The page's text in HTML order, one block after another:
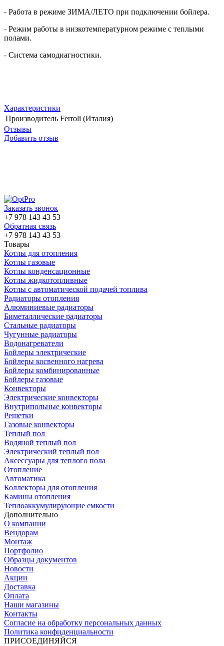
- Работа в режиме ЗИМА/ЛЕТО при подключении бойлера.
- Режим работы в низкотемпературном режиме с теплыми
полами.
- Система самодиагностики.
Характеристики
Производитель Ferroli (Италия)
Отзывы
Добавить отзыв
Заказать звонок
+7 978 143 43 53
Обратная связь
+7 978 143 43 53
Товары
Котлы для отопления
Котлы газовые
Котлы конденсационные
Котлы жидкотопливные
Котлы с автоматической подачей топлива
Радиаторы отопления
Алюминиевые радиаторы
Биметаллические радиаторы
Стальные радиаторы
Чугунные радиаторы
Водонагреватели
Бойлеры электрические
Бойлеры косвенного нагрева
Бойлеры комбинированные
Бойлеры газовые
Конвекторы
Электрические конвекторы
Внутрипольные конвекторы
Решетки
Газовые конвекторы
Теплый пол
Водяной теплый пол
Электрический теплый пол
Аксессуары для теплого пола
Отопление
Автоматика
Коллекторы для отопления
Камины отопления
Теплоаккумулирующие емкости
Дополнительно
О компании
Вендорам
Монтаж
Портфолио
Образцы документов
Новости
Акции
Доставка
Оплата
Наши магазины
Контакты
Согласие на обработку персональных данных
Политика конфиденциальности
ПРИСОЕДИНЯЙСЯ